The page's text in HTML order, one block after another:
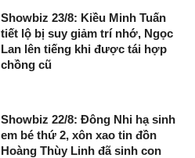
Showbiz 23/8: Kiều Minh Tuấn
tiết lộ bị suy giảm trí nhớ, Ngọc
Lan lên tiếng khi được tái hợp
chồng cũ
Showbiz 22/8: Đông Nhi hạ sinh
em bé thứ 2, xôn xao tin đồn
Hoàng Thùy Linh đã sinh con